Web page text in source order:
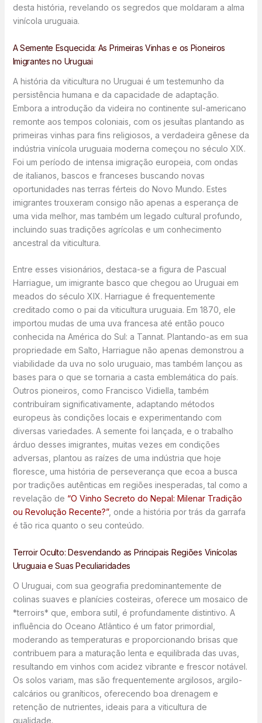
desta história, revelando os segredos que moldaram a alma
vinícola uruguaia.
A Semente Esquecida: As Primeiras Vinhas e os Pioneiros
Imigrantes no Uruguai
A história da viticultura no Uruguai é um testemunho da
persistência humana e da capacidade de adaptação.
Embora a introdução da videira no continente sul-americano
remonte aos tempos coloniais, com os jesuítas plantando as
primeiras vinhas para fins religiosos, a verdadeira gênese da
indústria vinícola uruguaia moderna começou no século XIX.
Foi um período de intensa imigração europeia, com ondas
de italianos, bascos e franceses buscando novas
oportunidades nas terras férteis do Novo Mundo. Estes
imigrantes trouxeram consigo não apenas a esperança de
uma vida melhor, mas também um legado cultural profundo,
incluindo suas tradições agrícolas e um conhecimento
ancestral da viticultura.
Entre esses visionários, destaca-se a figura de Pascual
Harriague, um imigrante basco que chegou ao Uruguai em
meados do século XIX. Harriague é frequentemente
creditado como o pai da viticultura uruguaia. Em 1870, ele
importou mudas de uma uva francesa até então pouco
conhecida na América do Sul: a Tannat. Plantando-as em sua
propriedade em Salto, Harriague não apenas demonstrou a
viabilidade da uva no solo uruguaio, mas também lançou as
bases para o que se tornaria a casta emblemática do país.
Outros pioneiros, como Francisco Vidiella, também
contribuíram significativamente, adaptando métodos
europeus às condições locais e experimentando com
diversas variedades. A semente foi lançada, e o trabalho
árduo desses imigrantes, muitas vezes em condições
adversas, plantou as raízes de uma indústria que hoje
floresce, uma história de perseverança que ecoa a busca
por tradições autênticas em regiões inesperadas, tal como a
revelação de “O Vinho Secreto do Nepal: Milenar Tradição
ou Revolução Recente?”, onde a história por trás da garrafa
é tão rica quanto o seu conteúdo.
Terroir Oculto: Desvendando as Principais Regiões Vinícolas
Uruguaia e Suas Peculiaridades
O Uruguai, com sua geografia predominantemente de
colinas suaves e planícies costeiras, oferece um mosaico de
*terroirs* que, embora sutil, é profundamente distintivo. A
influência do Oceano Atlântico é um fator primordial,
moderando as temperaturas e proporcionando brisas que
contribuem para a maturação lenta e equilibrada das uvas,
resultando em vinhos com acidez vibrante e frescor notável.
Os solos variam, mas são frequentemente argilosos, argilo-
calcários ou graníticos, oferecendo boa drenagem e
retenção de nutrientes, ideais para a viticultura de
qualidade.